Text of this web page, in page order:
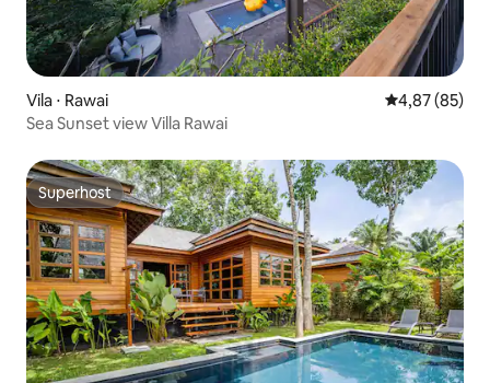
Vila ⋅ Rawai 4,87 de uma
4,87 (85)
Sea Sunset view Villa Rawai
Superhost
Superhost